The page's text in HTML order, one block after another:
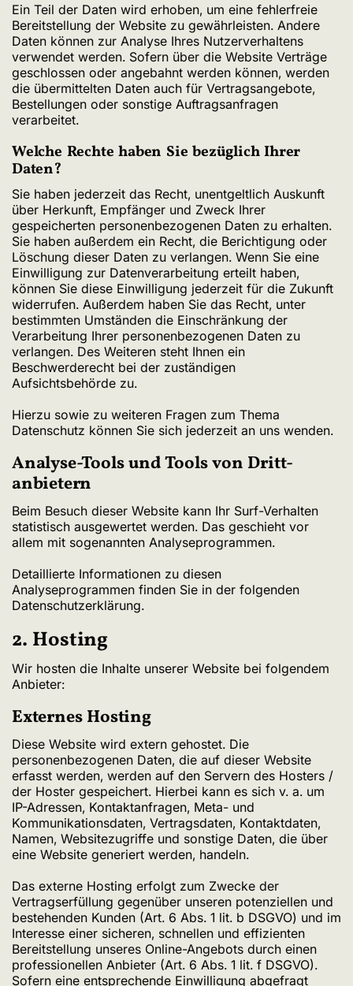
Ein Teil der Daten wird erhoben, um eine fehlerfreie
Bereitstellung der Website zu gewährleisten. Andere
Daten können zur Analyse Ihres Nutzerverhaltens
verwendet werden. Sofern über die Website Verträge
geschlossen oder angebahnt werden können, werden
die übermittelten Daten auch für Vertragsangebote,
Bestellungen oder sonstige Auftragsanfragen
verarbeitet.
Welche Rechte haben Sie bezüglich Ihrer
Daten?
Sie haben jederzeit das Recht, unentgeltlich Auskunft
über Herkunft, Empfänger und Zweck Ihrer
gespeicherten personenbezogenen Daten zu erhalten.
Sie haben außerdem ein Recht, die Berichtigung oder
Löschung dieser Daten zu verlangen. Wenn Sie eine
Einwilligung zur Datenverarbeitung erteilt haben,
können Sie diese Einwilligung jederzeit für die Zukunft
widerrufen. Außerdem haben Sie das Recht, unter
bestimmten Umständen die Einschränkung der
Verarbeitung Ihrer personenbezogenen Daten zu
verlangen. Des Weiteren steht Ihnen ein
Beschwerderecht bei der zuständigen
Aufsichtsbehörde zu.
Hierzu sowie zu weiteren Fragen zum Thema
Datenschutz können Sie sich jederzeit an uns wenden.
Analyse-Tools und Tools von Dritt­
anbietern
Beim Besuch dieser Website kann Ihr Surf-Verhalten
statistisch ausgewertet werden. Das geschieht vor
allem mit sogenannten Analyseprogrammen.
Detaillierte Informationen zu diesen
Analyseprogrammen finden Sie in der folgenden
Datenschutzerklärung.
2. Hosting
Wir hosten die Inhalte unserer Website bei folgendem
Anbieter:
Externes Hosting
Diese Website wird extern gehostet. Die
personenbezogenen Daten, die auf dieser Website
erfasst werden, werden auf den Servern des Hosters /
der Hoster gespeichert. Hierbei kann es sich v. a. um
IP-Adressen, Kontaktanfragen, Meta- und
Kommunikationsdaten, Vertragsdaten, Kontaktdaten,
Namen, Websitezugriffe und sonstige Daten, die über
eine Website generiert werden, handeln.
Das externe Hosting erfolgt zum Zwecke der
Vertragserfüllung gegenüber unseren potenziellen und
bestehenden Kunden (Art. 6 Abs. 1 lit. b DSGVO) und im
Interesse einer sicheren, schnellen und effizienten
Bereitstellung unseres Online-Angebots durch einen
professionellen Anbieter (Art. 6 Abs. 1 lit. f DSGVO).
Sofern eine entsprechende Einwilligung abgefragt